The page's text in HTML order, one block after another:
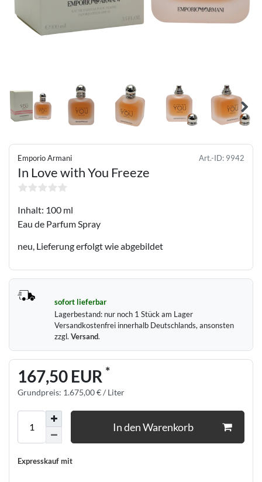
Emporio Armani Art.-ID: 9942
In Love with You Freeze
Inhalt: 100 ml
Eau de Parfum Spray
neu, Lieferung erfolgt wie abgebildet
sofort lieferbar
Lagerbestand: nur noch 1 Stück am Lager
Versandkostenfrei innerhalb Deutschlands, ansonsten
zzgl. Versand.
167,50 EUR *
Grundpreis: 1.675,00 € / Liter
In den Warenkorb
Expresskauf mit